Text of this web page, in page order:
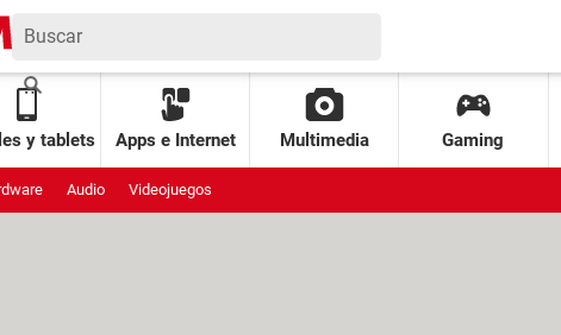
y tablets Apps e Internet Multimedia Gaming
Audio Videojuegos